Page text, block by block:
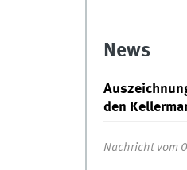
News
den
Nachricht vom